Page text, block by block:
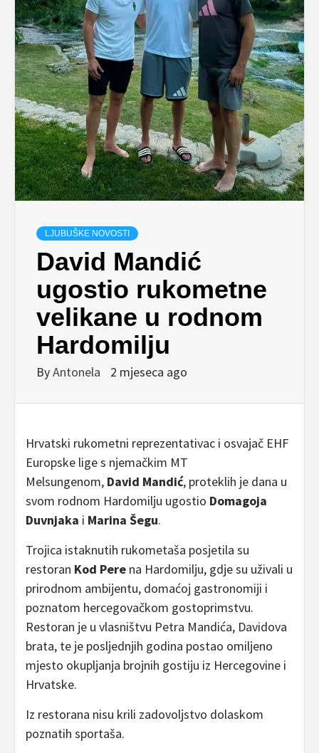
LJUBUŠKE NOVOSTI
David Mandić
ugostio rukometne
velikane u rodnom
Hardomilju
ByAntonela 2 mjeseca ago
Hrvatski rukometni reprezentativac i osvajač EHF
Europske lige s njemačkim MT
Melsungenom, David Mandić, proteklih je dana u
svom rodnom Hardomilju ugostio Domagoja
Duvnjaka i Marina Šegu.
Trojica istaknutih rukometaša posjetila su
restoran Kod Pere na Hardomilju, gdje su uživali u
prirodnom ambijentu, domaćoj gastronomiji i
poznatom hercegovačkom gostoprimstvu.
Restoran je u vlasništvu Petra Mandića, Davidova
brata, te je posljednjih godina postao omiljeno
mjesto okupljanja brojnih gostiju iz Hercegovine i
Hrvatske.
Iz restorana nisu krili zadovoljstvo dolaskom
poznatih sportaša.